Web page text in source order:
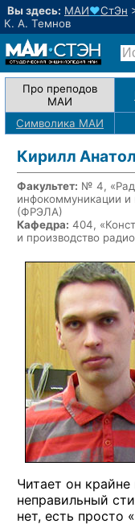
Вы здесь: МАИ♥СтЭн
К. А. Темнов
Про преподов
МАИ
Символика МАИ
Кирилл
Факультет: № 4,
инфокоммуникации и
(ФРЭЛА)
Кафедра: 404,
и производство
Читает он
неправильный
нет, есть просто